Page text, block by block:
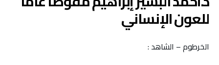
للعون الإنساني
الخرطوم – الشاهد :